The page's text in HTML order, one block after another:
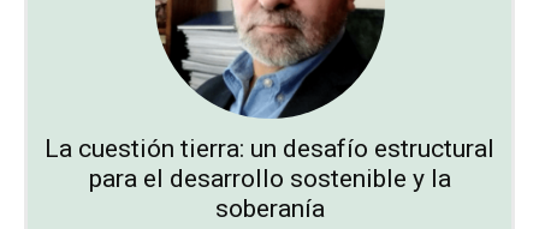
La cuestión tierra: un desafío estructural
para el desarrollo sostenible y la
soberanía